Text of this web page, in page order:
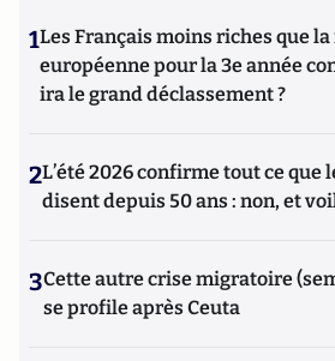
1Les Français moins riches que
européenne pour la 3e année
ira le grand déclassement ?
2L’été 2026 confirme tout ce que
disent depuis 50 ans : non, et
3Cette autre crise migratoire
se profile après Ceuta